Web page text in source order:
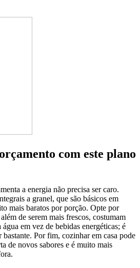
com este plano
a energia não precisa ser caro.
a granel, que são básicos em
mais baratos por porção. Opte por
de serem mais frescos, costumam
em vez de bebidas energéticas; é
Por fim, cozinhar em casa pode
de novos sabores e é muito mais